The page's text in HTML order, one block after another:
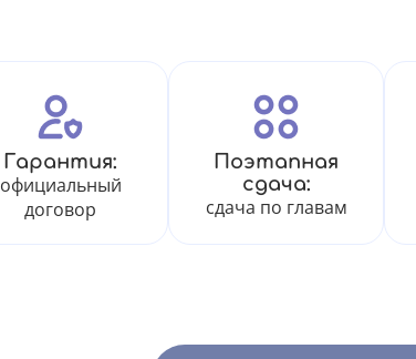
Гарантия:
официальный
договор
Поэтапная
сдача:
сдача по главам